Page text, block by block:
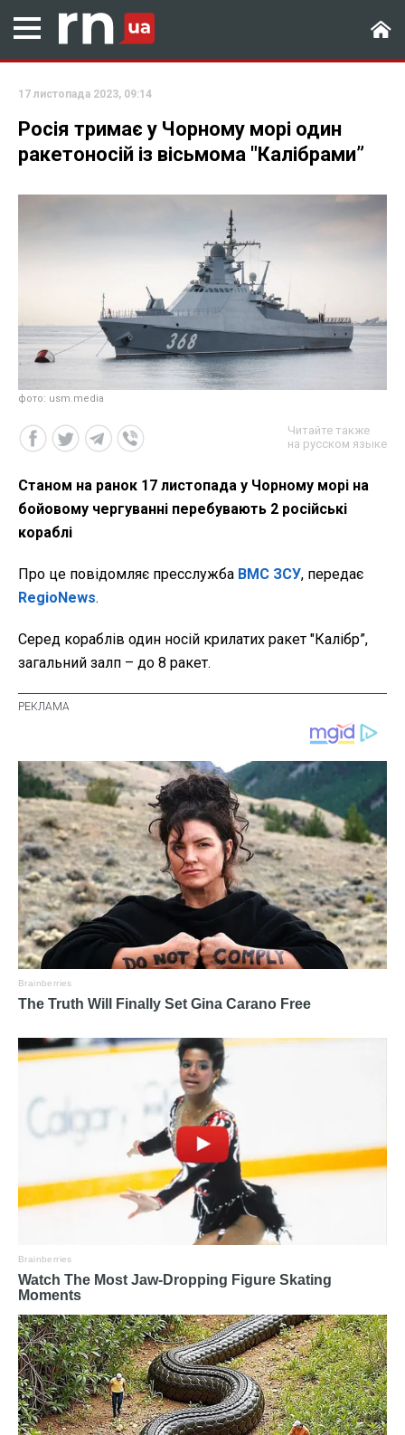
17 листопада 2023, 09:14
Росія тримає у Чорному морі один
ракетоносій із вісьмома "Калібрами”
фото: usm.media
Читайте также
на русском языке
Станом на ранок 17 листопада у Чорному морі на
бойовому чергуванні перебувають 2 російські
кораблі
Про це повідомляє пресслужба ВМС ЗСУ, передає
RegioNews.
Серед кораблів один носій крилатих ракет "Калібр”,
загальний залп – до 8 ракет.